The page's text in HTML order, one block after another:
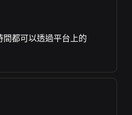
間都可以透過平台上的